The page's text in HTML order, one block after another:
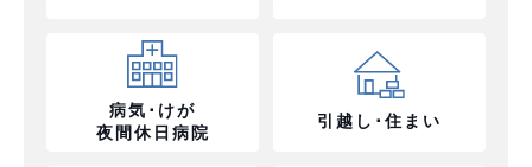
病気･けが
夜間休日病院
引越し･住まい